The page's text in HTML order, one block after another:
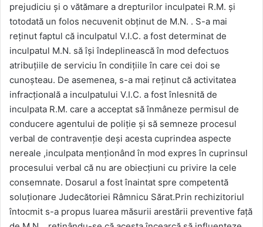
prejudiciu și o vătămare a drepturilor inculpatei R.M. și
totodată un folos necuvenit obținut de M.N. . S-a mai
reținut faptul că inculpatul V.I.C. a fost determinat de
inculpatul M.N. să își îndeplinească în mod defectuos
atribuțiile de serviciu în condițiile în care cei doi se
cunoșteau. De asemenea, s-a mai reținut că activitatea
infracțională a inculpatului V.I.C. a fost înlesnită de
inculpata R.M. care a acceptat să înmâneze permisul de
conducere agentului de poliție și să semneze procesul
verbal de contravenție deși acesta cuprindea aspecte
nereale ,inculpata menționând în mod expres în cuprinsul
procesului verbal că nu are obiecțiuni cu privire la cele
consemnate. Dosarul a fost înaintat spre competentă
soluționare Judecătoriei Râmnicu Sărat.Prin rechizitoriul
întocmit s-a propus luarea măsurii arestării preventive față